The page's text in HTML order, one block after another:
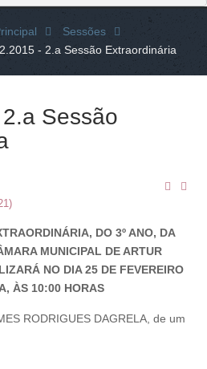
Sessões
- 2.a Sessão Extraordinária
Sessão
DO 3º ANO, DA
MUNICIPAL DE ARTUR
NO DIA 25 DE FEVEREIRO
ÀS 10:00 HORAS
RODRIGUES DAGRELA, de um